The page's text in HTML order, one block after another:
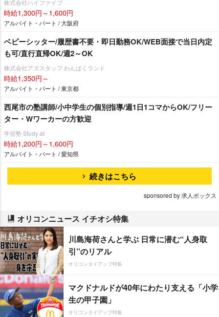
株式会社ハイファイブ
時給1,300円～1,600円
アルバイト・パート / 大阪府
ベビーシッター/履歴書不要・即日勤務OK/WEB面接で当日内定
も可/直行直帰OK/週2～OK
株式会社アズスタッフ わんぱくランド
時給1,350円～
アルバイト・パート / 東京都
西尾市の塾講師/小中学生の個別指導/週1日1コマからOK/フリー
ター・Wワーカーの方歓迎
学習塾 Study at
時給1,200円～1,600円
アルバイト・パート / 愛知県
続きはこちら
sponsored by 求人ボックス
オリコンニュース イチオシ特集
川島海荷さんと学ぶ 日常に潜む“人身取
引”のリアル
オリコンタイアップ特集
マクドナルドが40年にわたり支える「小学
生の甲子園」
オリコンタイアップ特集